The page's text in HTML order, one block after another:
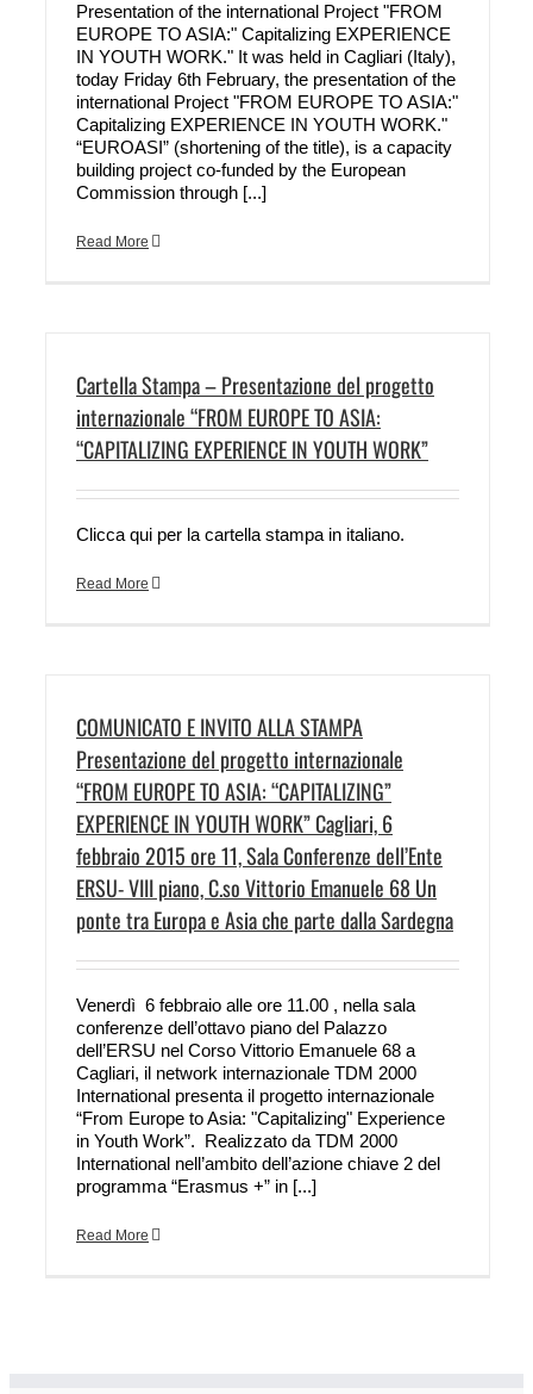
Presentation of the international Project "FROM
EUROPE TO ASIA:" Capitalizing EXPERIENCE
IN YOUTH WORK." It was held in Cagliari (Italy),
today Friday 6th February, the presentation of the
international Project "FROM EUROPE TO ASIA:"
Capitalizing EXPERIENCE IN YOUTH WORK."
“EUROASI” (shortening of the title), is a capacity
building project co-funded by the European
Commission through [...]
Read More
Cartella Stampa – Presentazione del progetto
internazionale “FROM EUROPE TO ASIA:
“CAPITALIZING EXPERIENCE IN YOUTH WORK”
Clicca qui per la cartella stampa in italiano.
Read More
COMUNICATO E INVITO ALLA STAMPA
Presentazione del progetto internazionale
“FROM EUROPE TO ASIA: “CAPITALIZING”
EXPERIENCE IN YOUTH WORK” Cagliari, 6
febbraio 2015 ore 11, Sala Conferenze dell’Ente
ERSU- VIII piano, C.so Vittorio Emanuele 68 Un
ponte tra Europa e Asia che parte dalla Sardegna
Venerdì 6 febbraio alle ore 11.00 , nella sala
conferenze dell’ottavo piano del Palazzo
dell’ERSU nel Corso Vittorio Emanuele 68 a
Cagliari, il network internazionale TDM 2000
International presenta il progetto internazionale
“From Europe to Asia: "Capitalizing" Experience
in Youth Work”. Realizzato da TDM 2000
International nell’ambito dell’azione chiave 2 del
programma “Erasmus +” in [...]
Read More